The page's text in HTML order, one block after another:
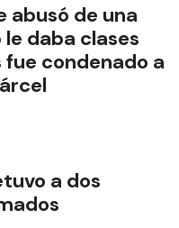
abusó de una
daba clases
condenado a
a dos